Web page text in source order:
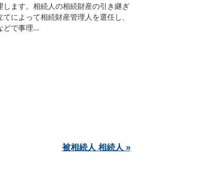
ます。相続人の相続財産の引き継ぎ
によって相続財産管理人を選任し、
どで事理...
被相続人 相続人 »